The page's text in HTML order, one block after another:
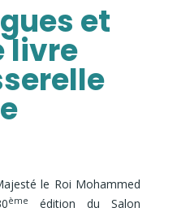
et
livre
le Roi Mohammed
ème
édition du Salon